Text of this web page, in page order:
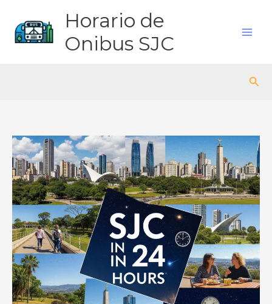
Horario de
Onibus SJC